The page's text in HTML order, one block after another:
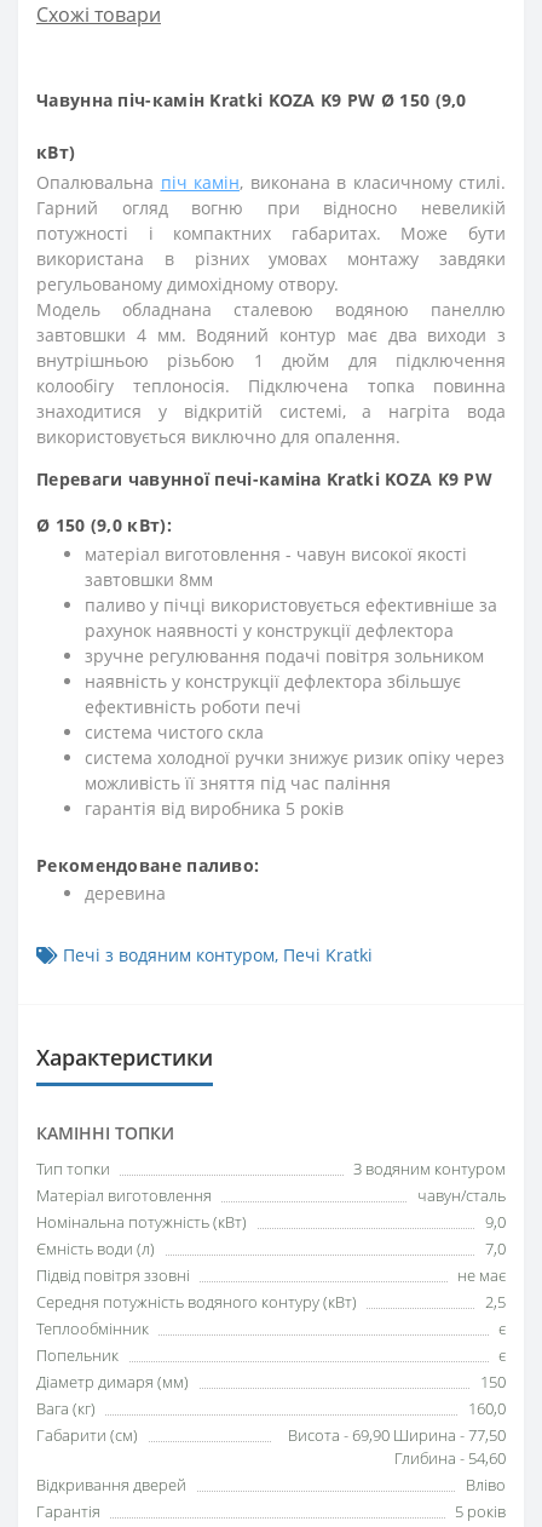
Схожі товари
Чавунна піч-камін Kratki KOZA K9 PW Ø 150 (9,0
кВт)
Опалювальна піч камін, виконана в класичному стилі.
Гарний огляд вогню при відносно невеликій
потужності і компактних габаритах. Може бути
використана в різних умовах монтажу завдяки
регульованому димохідному отвору.
Модель обладнана сталевою водяною панеллю
завтовшки 4 мм. Водяний контур має два виходи з
внутрішньою різьбою 1 дюйм для підключення
колообігу теплоносія. Підключена топка повинна
знаходитися у відкритій системі, а нагріта вода
використовується виключно для опалення.
Переваги чавунної печі-каміна Kratki KOZA K9 PW
Ø 150 (9,0 кВт):
матеріал виготовлення - чавун високої якості
завтовшки 8мм
паливо у пічці використовується ефективніше за
рахунок наявності у конструкції дефлектора
зручне регулювання подачі повітря зольником
наявність у конструкції дефлектора збільшує
ефективність роботи печі
система чистого скла
система холодної ручки знижує ризик опіку через
можливість її зняття під час паління
гарантія від виробника 5 років
Рекомендоване паливо:
деревина
Печі з водяним контуром, Печі Kratki
Характеристики
КАМІННІ ТОПКИ
Тип топки
З водяним контуром
Матеріал виготовлення
чавун/сталь
Номінальна потужність (кВт)
9,0
Ємність води (л)
7,0
Підвід повітря ззовні
не має
Середня потужність водяного контуру (кВт)
2,5
Теплообмінник
є
Попельник
є
Діаметр димаря (мм)
150
Вага (кг)
160,0
Габарити (см)
Висота - 69,90 Ширина - 77,50
Глибина - 54,60
Відкривання дверей
Вліво
Гарантія
5 років